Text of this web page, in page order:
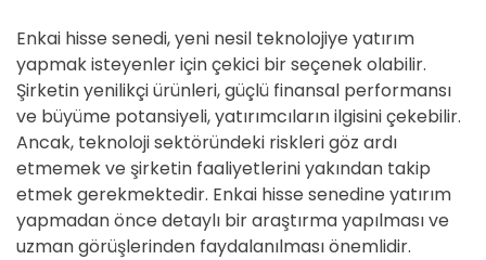
Enkai hisse senedi, yeni nesil teknolojiye yatırım
yapmak isteyenler için çekici bir seçenek olabilir.
Şirketin yenilikçi ürünleri, güçlü finansal performansı
ve büyüme potansiyeli, yatırımcıların ilgisini çekebilir.
Ancak, teknoloji sektöründeki riskleri göz ardı
etmemek ve şirketin faaliyetlerini yakından takip
etmek gerekmektedir. Enkai hisse senedine yatırım
yapmadan önce detaylı bir araştırma yapılması ve
uzman görüşlerinden faydalanılması önemlidir.